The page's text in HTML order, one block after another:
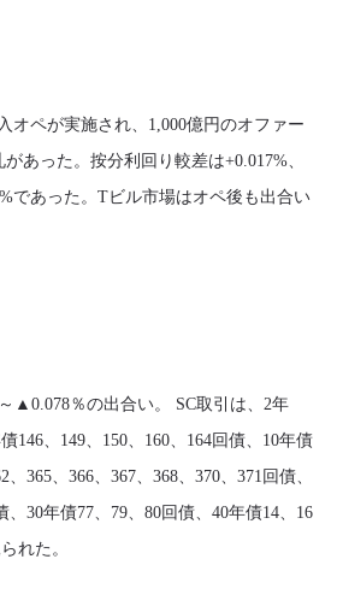
オペが実施され、1,000億円のオファー
あった。按分利回り較差は+0.017%、
であった。Tビル市場はオペ後も出合い
▲0.078％の出合い。 SC取引は、2年
146、149、150、160、164回債、10年債
、365、366、367、368、370、371回債、
、30年債77、79、80回債、40年債14、16
れた。